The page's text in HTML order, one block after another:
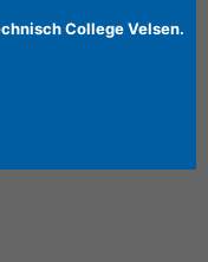
College Velsen.